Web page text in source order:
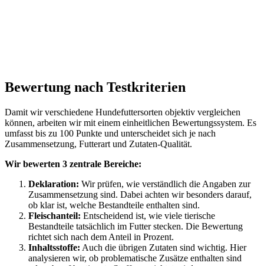
Bewertung nach Testkriterien
Damit wir verschiedene Hundefuttersorten objektiv vergleichen
können, arbeiten wir mit einem einheitlichen Bewertungssystem. Es
umfasst bis zu 100 Punkte und unterscheidet sich je nach
Zusammensetzung, Futterart und Zutaten-Qualität.
Wir bewerten 3 zentrale Bereiche:
Deklaration: Wir prüfen, wie verständlich die Angaben zur
Zusammensetzung sind. Dabei achten wir besonders darauf,
ob klar ist, welche Bestandteile enthalten sind.
Fleischanteil: Entscheidend ist, wie viele tierische
Bestandteile tatsächlich im Futter stecken. Die Bewertung
richtet sich nach dem Anteil in Prozent.
Inhaltsstoffe: Auch die übrigen Zutaten sind wichtig. Hier
analysieren wir, ob problematische Zusätze enthalten sind